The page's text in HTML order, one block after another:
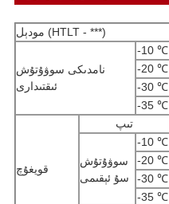
مودېل (HTLT - ***)
نامدىكى سوۋۇتۇش
ئىقتىدارى
-10 ℃
-20 ℃
-30 ℃
-35 ℃
قويغۇچ
تىپ
سوۋۇتۇش
سۇ ئېقىمى
-10 ℃
-20 ℃
-30 ℃
-35 ℃